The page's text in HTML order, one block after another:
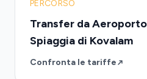
PERCORSO
Transfer da
Spiaggia di Kovalam
Confronta le tariffe